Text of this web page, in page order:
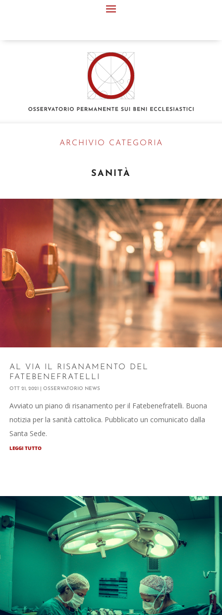
ARCHIVIO CATEGORIA
SANITÀ
AL VIA IL RISANAMENTO DEL
FATEBENEFRATELLI
OTT 21, 2021 OSSERVATORIO NEWS
Avviato un piano di risanamento per il Fatebenefratelli. Buona
notizia per la sanità cattolica. Pubblicato un comunicato dalla
Santa Sede.
LEGGI TUTTO